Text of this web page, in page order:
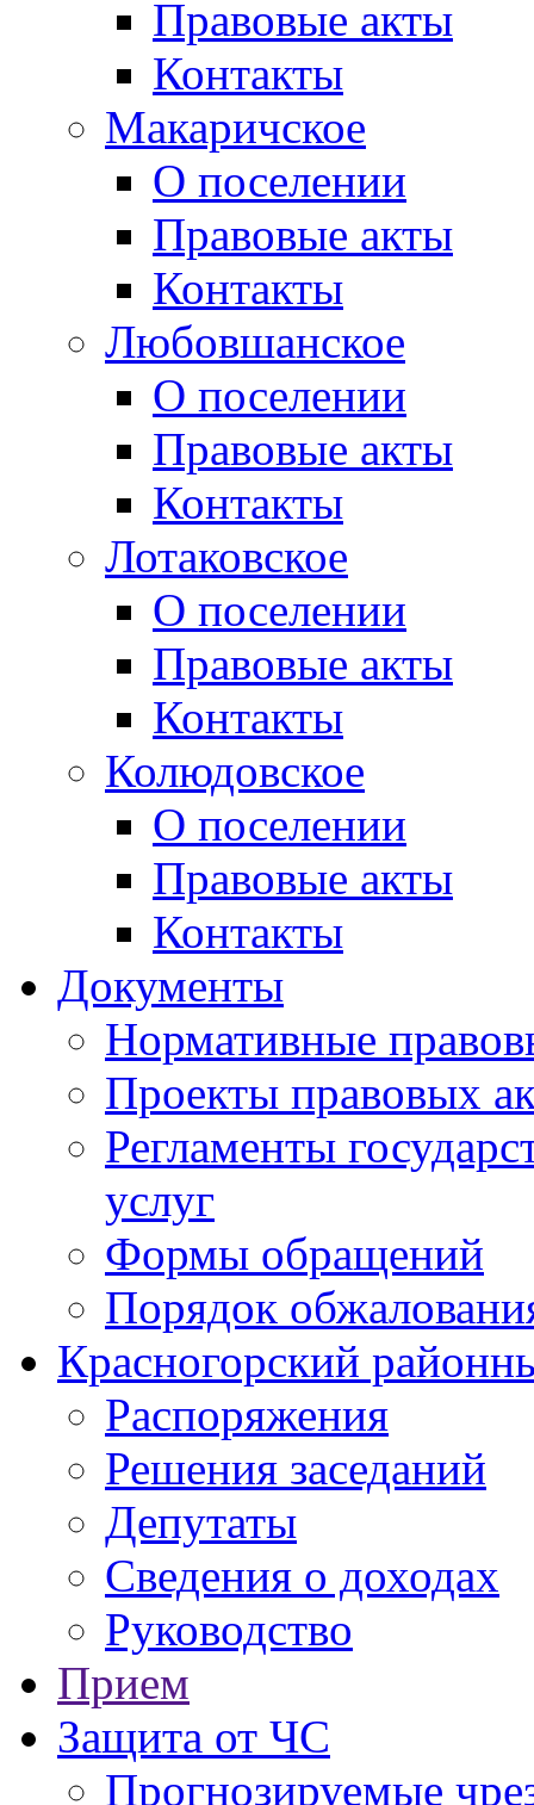
Правовые акты
Контакты
Макаричское
О поселении
Правовые акты
Контакты
Любовшанское
О поселении
Правовые акты
Контакты
Лотаковское
О поселении
Правовые акты
Контакты
Колюдовское
О поселении
Правовые акты
Контакты
Документы
Нормативные
Проекты правовых
Регламенты
услуг
Формы обращений
Порядок
Красногорский
Распоряжения
Решения заседаний
Депутаты
Сведения о доходах
Руководство
Прием
Защита от ЧС
Прогнозируемые